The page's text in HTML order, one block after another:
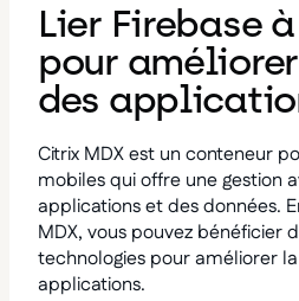
Lier Firebase
pour
des
Citrix MDX est un conteneur
mobiles qui offre une gestion
applications et des données.
MDX, vous pouvez bénéficier
technologies pour améliorer
applications.